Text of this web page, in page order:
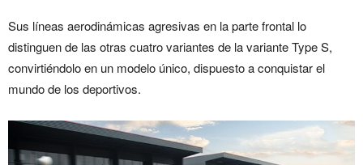
Sus líneas aerodinámicas agresivas en la parte frontal lo
distinguen de las otras cuatro variantes de la variante Type S,
convirtiéndolo en un modelo único, dispuesto a conquistar el
mundo de los deportivos.